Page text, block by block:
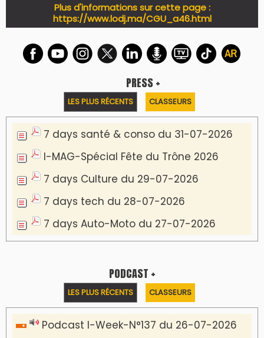
Plus d'informations sur cette page :
https://www.lodj.ma/CGU_a46.html
PRESS +
LES PLUS RÉCENTS CLASSEURS
7 days santé & conso du 31-07-2026
I-MAG-Spécial Fête du Trône 2026
7 days Culture du 29-07-2026
7 days tech du 28-07-2026
7 days Auto-Moto du 27-07-2026
PODCAST +
LES PLUS RÉCENTS CLASSEURS
Podcast I-Week-N°137 du 26-07-2026